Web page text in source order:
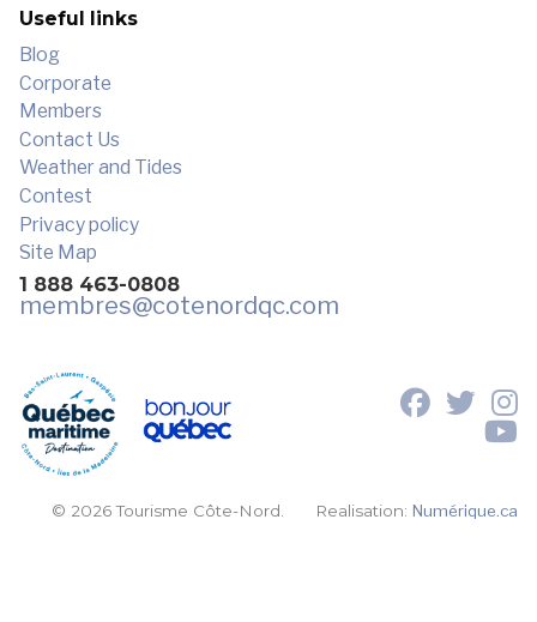
Useful links
Blog
Corporate
Members
Contact Us
Weather and Tides
Contest
Privacy policy
Site Map
1 888 463-0808
membres@cotenordqc.com
© 2026 Tourisme Côte-Nord. Realisation:Numérique.ca